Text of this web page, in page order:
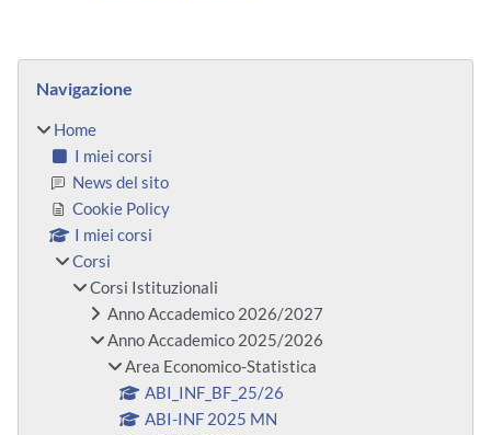
Blocchi
Navigazione
Home
I miei corsi
News del sito
Cookie Policy
I miei corsi
Corsi
Corsi Istituzionali
Anno Accademico 2026/2027
Anno Accademico 2025/2026
Area Economico-Statistica
ABI_INF_BF_25/26
ABI-INF 2025 MN